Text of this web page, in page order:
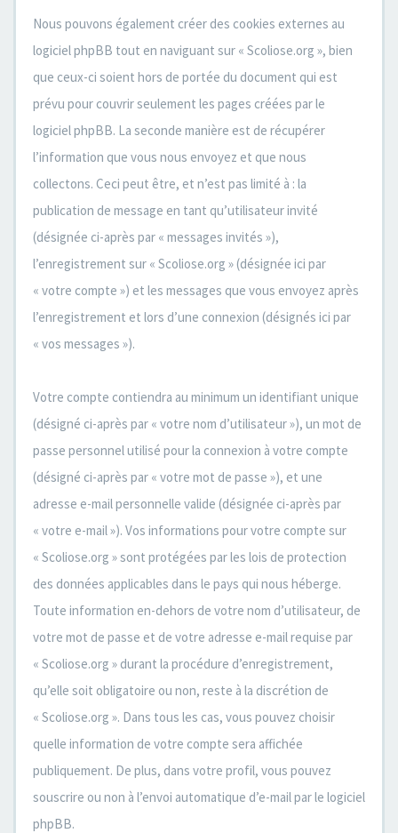
Nous pouvons également créer des cookies externes au
logiciel phpBB tout en naviguant sur « Scoliose.org », bien
que ceux-ci soient hors de portée du document qui est
prévu pour couvrir seulement les pages créées par le
logiciel phpBB. La seconde manière est de récupérer
l’information que vous nous envoyez et que nous
collectons. Ceci peut être, et n’est pas limité à : la
publication de message en tant qu’utilisateur invité
(désignée ci-après par « messages invités »),
l’enregistrement sur « Scoliose.org » (désignée ici par
« votre compte ») et les messages que vous envoyez après
l’enregistrement et lors d’une connexion (désignés ici par
« vos messages »).
Votre compte contiendra au minimum un identifiant unique
(désigné ci-après par « votre nom d’utilisateur »), un mot de
passe personnel utilisé pour la connexion à votre compte
(désigné ci-après par « votre mot de passe »), et une
adresse e-mail personnelle valide (désignée ci-après par
« votre e-mail »). Vos informations pour votre compte sur
« Scoliose.org » sont protégées par les lois de protection
des données applicables dans le pays qui nous héberge.
Toute information en-dehors de votre nom d’utilisateur, de
votre mot de passe et de votre adresse e-mail requise par
« Scoliose.org » durant la procédure d’enregistrement,
qu’elle soit obligatoire ou non, reste à la discrétion de
« Scoliose.org ». Dans tous les cas, vous pouvez choisir
quelle information de votre compte sera affichée
publiquement. De plus, dans votre profil, vous pouvez
souscrire ou non à l’envoi automatique d’e-mail par le logiciel
phpBB.